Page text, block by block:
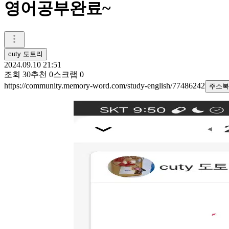
영어공부완료~
cuty 도토리
2024.09.10 21:51
조회 30추천 0스크랩 0
https://community.memory-word.com/study-english/77486242
주소